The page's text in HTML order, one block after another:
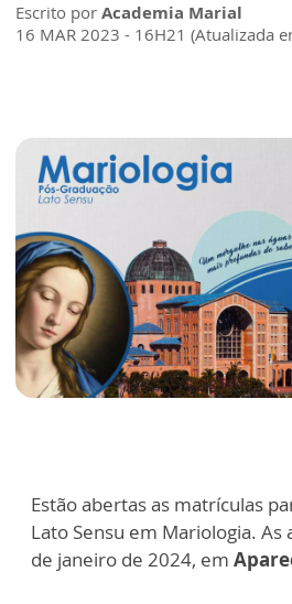
Escrito por Academia Marial
16 MAR 2023 - 16H21 (Atualizada
Estão abertas as matrículas
Lato Sensu em Mariologia. As
de janeiro de 2024, em